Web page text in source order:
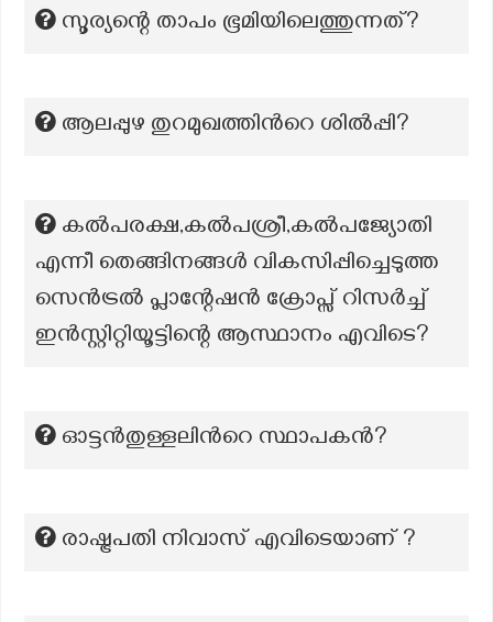
സൂര്യന്റെ താപം ഭൂമിയിലെത്തുന്നത്?
ആലപ്പുഴ തുറമുഖത്തിന്‍റെ ശില്‍പ്പി?
കൽപരക്ഷ,കൽപശ്രീ,കൽപജ്യോതി
എന്നീ തെങ്ങിനങ്ങൾ വികസിപ്പിച്ചെടുത്ത
സെൻട്രൽ പ്ലാന്റേഷൻ ക്രോപ്സ് റിസർച്ച്
ഇൻസ്റ്റിറ്റിയൂട്ടിന്റെ ആസ്ഥാനം എവിടെ?
ഓട്ടൻതുള്ളലിന്‍റെ സ്ഥാപകൻ?
രാഷ്ട്രപതി നിവാസ് എവിടെയാണ് ?